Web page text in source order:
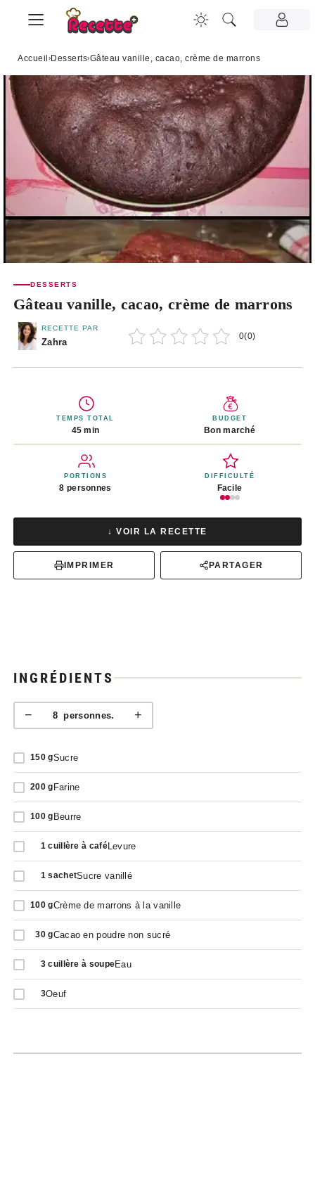
Accueil ›Desserts›Gâteau vanille, cacao, crème de marrons
DESSERTS
Gâteau vanille, cacao, crème de marrons
RECETTE PAR
Zahra
0(0)
TEMPS TOTAL
45 min
BUDGET
Bon marché
PORTIONS
8 personnes
DIFFICULTÉ
Facile
↓ VOIR LA RECETTE
IMPRIMER PARTAGER
INGRÉDIENTS
− 8personnes. +
150 gSucre
200 gFarine
100 gBeurre
1 cuillère à caféLevure
1 sachetSucre vanillé
100 gCrème de marrons à la vanille
30 gCacao en poudre non sucré
3 cuillère à soupeEau
3Oeuf